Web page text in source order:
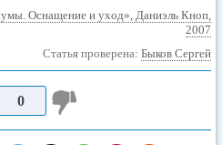
Оснащение и уход», Даниэль Кноп,
2007
Статья проверена: Быков Сергей
0